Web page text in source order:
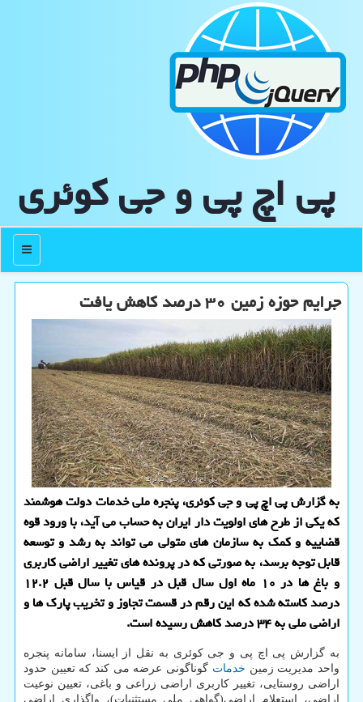
پی اچ پی و جی كوئری
منو
جرایم حوزه زمین ۳۰ درصد کاهش یافت
به گزارش پی اچ پی و جی کوئری، پنجره ملی خدمات دولت هوشمند
که یکی از طرح های اولویت دار ایران به حساب می آید، با ورود قوه
قضاییه و کمک به سازمان های متولی می تواند به رشد و توسعه
قابل توجه برسد، به صورتی که در پرونده های تغییر اراضی کاربری
و باغ ها در ۱۰ ماه اول سال قبل در قیاس با سال قبل ۱۲.۲
درصد کاسته شده که این رقم در قسمت تجاوز و تخریب پارک ها و
اراضی ملی به ۳۴ درصد کاهش رسیده است.
به گزارش پی اچ پی و جی کوئری به نقل از ایسنا، سامانه پنجره
واحد مدیریت زمین خدمات گوناگونی عرضه می کند که تعیین حدود
اراضی روستایی، تغییر کاربری اراضی زراعی و باغی، تعیین نوعیت
اراضی، استعلام اراضی(گواهی ملی مستثنیات)، واگذاری اراضی